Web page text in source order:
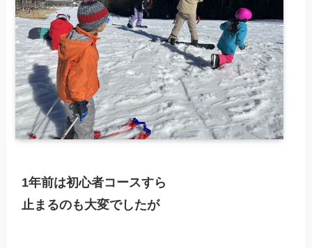
1年前は初心者コースすら
止まるのも大変でしたが